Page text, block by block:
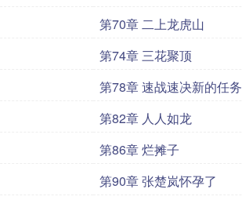
第70章 二上龙虎山
第74章 三花聚顶
第78章 速战速决新的任务
第82章 人人如龙
第86章 烂摊子
第90章 张楚岚怀孕了